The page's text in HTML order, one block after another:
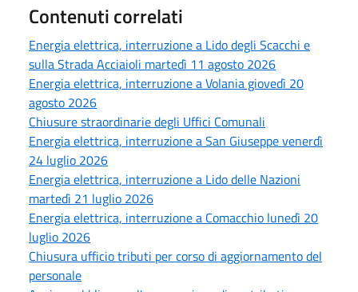
Contenuti correlati
Energia elettrica, interruzione a Lido degli Scacchi e
sulla Strada Acciaioli martedì 11 agosto 2026
Energia elettrica, interruzione a Volania giovedì 20
agosto 2026
Chiusure straordinarie degli Uffici Comunali
Energia elettrica, interruzione a San Giuseppe venerdì
24 luglio 2026
Energia elettrica, interruzione a Lido delle Nazioni
martedì 21 luglio 2026
Energia elettrica, interruzione a Comacchio lunedì 20
luglio 2026
Chiusura ufficio tributi per corso di aggiornamento del
personale